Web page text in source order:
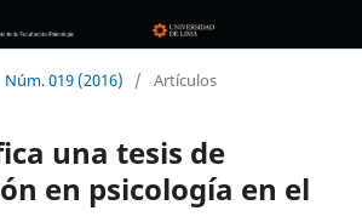
Núm. 019 (2016) / Artículos
una tesis de
en psicología en el